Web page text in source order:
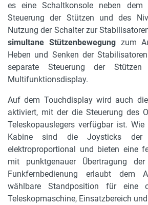
es eine Schaltkonsole neben
Steuerung der Stützen und des
Nutzung der Schalter zur
simultane Stützenbewegungzum
Heben und Senken der
separate Steuerung der
Multifunktionsdisplay.
Auf dem Touchdisplay wird auch
aktiviert, mit der die Steuerung des
Teleskopauslegers verfügbar ist.
Kabine sind die Joysticks der
elektroproportional und bieten eine
mit punktgenauer Übertragung
Funkfernbedienung erlaubt dem
wählbare Standposition für eine
Teleskopmaschine, Einsatzbereich